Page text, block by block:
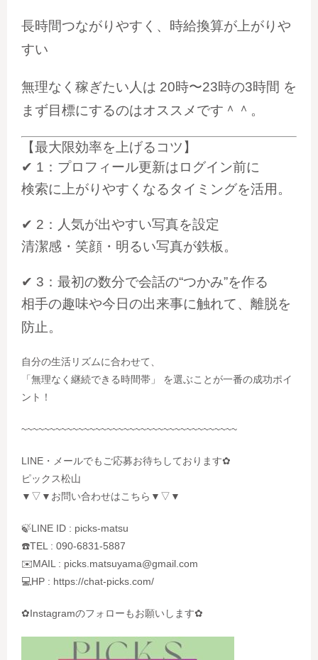
長時間つながりやすく、時給換算が上がりや
すい
無理なく稼ぎたい人は 20時〜23時の3時間 を
まず目標にするのはオススメです＾＾。
【最大限効率を上げるコツ】
✔ 1：プロフィール更新はログイン前に
検索に上がりやすくなるタイミングを活用。
✔ 2：人気が出やすい写真を設定
清潔感・笑顔・明るい写真が鉄板。
✔ 3：最初の数分で会話の“つかみ”を作る
相手の趣味や今日の出来事に触れて、離脱を
防止。
自分の生活リズムに合わせて、
「無理なく継続できる時間帯」
を選ぶことが一番の成功ポイ
ント！
~~~~~~~~~~~~~~~~~~~~~~~~~~~~~~~~~~~~~~
LINE・メールでもご応募お待ちしております✿
ピックス松山
▼▽▼お問い合わせはこちら▼▽▼
🍃LINE ID : picks-matsu
☎️TEL : 090-6831-5887
✉️MAIL : picks.matsuyama@gmail.com
💻HP : https://chat-picks.com/
✿Instagramのフォローもお願いします✿